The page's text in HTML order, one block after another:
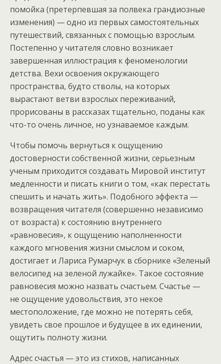
помойка (претерпевшая за полвека грандиозные
изменения) — одно из первых самостоятельных
путешествий, связанных с помощью взрослым.
Постепенно у читателя словно возникает
завершенная иллюстрация к феноменологии
детства. Вехи освоения окружающего
пространства, будто стволы, на которых
вырастают ветви взрослых переживаний,
прорисованы в рассказах тщательно, поданы как
что-то очень личное, но узнаваемое каждым.
Чтобы помочь вернуться к ощущению
достоверности собственной жизни, серьезным
ученым приходится создавать Мировой институт
медленности и писать книги о том, «как перестать
спешить и начать жить». Подобного эффекта —
возвращения читателя (совершенно независимо
от возраста) к состоянию внутреннего
«равновесия», к ощущению наполненности
каждого мгновения жизни смыслом и соком,
достигает и Лариса Румарчук в сборнике «Зеленый
велосипед на зеленой лужайке». Такое состояние
равновесия можно назвать счастьем. Счастье —
не ощущение удовольствия, это некое
местоположение, где можно не потерять себя,
увидеть свое прошлое и будущее в их единении,
ощутить полноту жизни.
Адрес счастья — это из стихов, написанных